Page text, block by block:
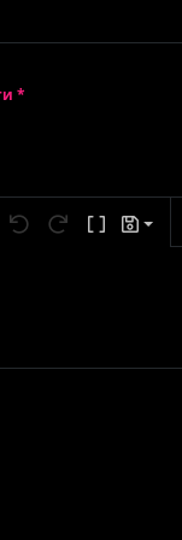
*
Скасувати
Повторити
чернетку